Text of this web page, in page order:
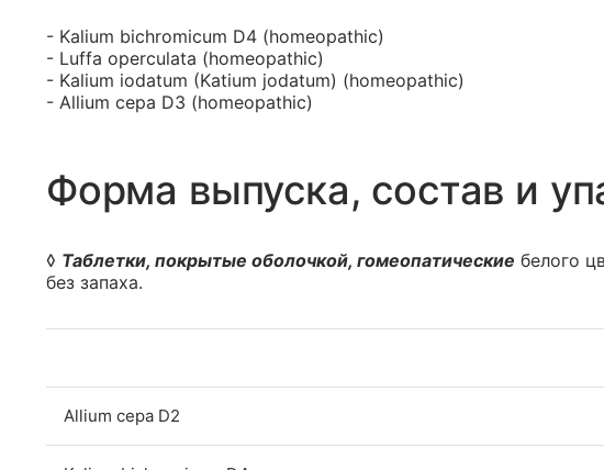
- Kalium bichromicum D4 (homeopathic)
- Luffa operculata (homeopathic)
- Kalium iodatum (Katium jodatum) (homeopathic)
- Allium cepa D3 (homeopathic)
Форма выпуска, состав и
◊ Таблетки, покрытые оболочкой, гомеопатические белого
без запаха.
Allium сера D2